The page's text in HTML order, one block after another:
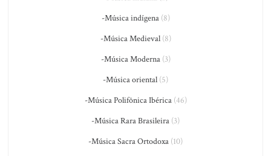
-Música indígena(8)
-Música Medieval(8)
-Música Moderna(3)
-Música oriental (5)
-Música Polifônica Ibérica(46)
-Música Rara Brasileira (3)
-Música Sacra Ortodoxa (10)